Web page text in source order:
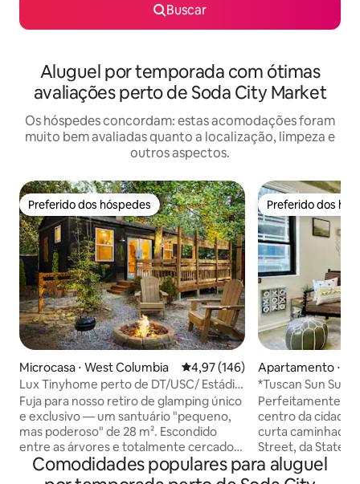
Buscar
Aluguel por temporada com ótimas
avaliações perto de Soda City Market
Os hóspedes concordam: estas acomodações foram
muito bem avaliadas quanto a localização, limpeza e
outros aspectos.
Preferido dos hóspedes
Preferido dos hóspedes
Microcasa ⋅ West Columbia 4,97 de uma avaliação média de
4,97 (146)
Lux Tinyhome perto de DT/USC/ Estádio
/Ft. Jackson
Fuja para nosso retiro de glamping único
e exclusivo — um santuário "pequeno,
mas poderoso" de 28 m². Escondido
entre as árvores e totalmente cercado
para privacidade, ele possui uma cozinha
compacta, uma máquina de lavar/secar
Preferido dos
Preferido dos
Apartamento ⋅
*Tuscan Sun
cidade com
Perfeitamente
centro da cidade!
curta caminhada
Street, da State
USC e a uma
Williams Brice
Comodidades populares para aluguel